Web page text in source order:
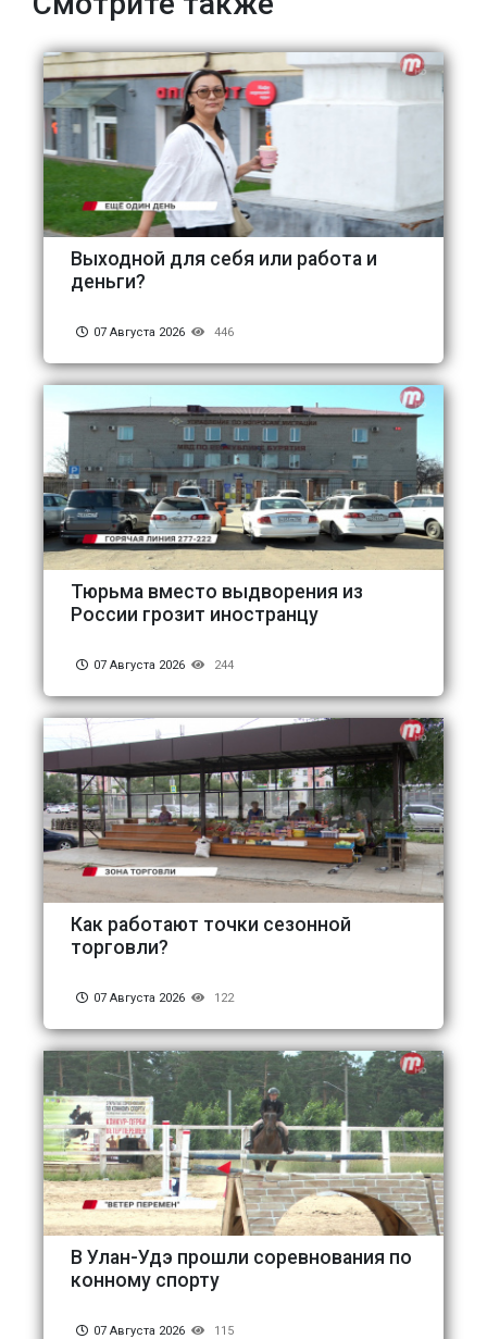
Выходной для себя или работа и
деньги?
07 Августа 2026 446
Тюрьма вместо выдворения из
России грозит иностранцу
07 Августа 2026 244
Как работают точки сезонной
торговли?
07 Августа 2026 122
В Улан-Удэ прошли соревнования по
конному спорту
07 Августа 2026 115